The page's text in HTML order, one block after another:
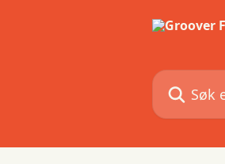
Søk etter